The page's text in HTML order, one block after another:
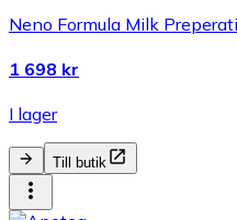
Neno Formula Milk
1 698 kr
I lager
Till butik